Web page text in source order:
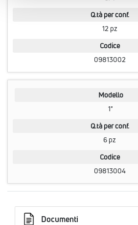
Q.tà per conf.
12 pz
Codice
09813002
Modello
1"
Q.tà per conf.
6 pz
Codice
09813004
Documenti